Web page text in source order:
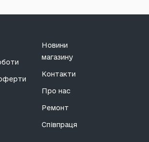
Новини
магазину
Контакти
Про нас
Ремонт
Співпраця